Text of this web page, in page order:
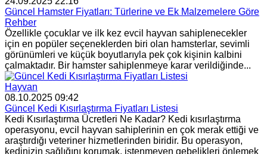
Güncel Hamster Fiyatları: Türlerine ve Ek Malzemelere Göre
Rehber
Özellikle çocuklar ve ilk kez evcil hayvan sahiplenecekler
için en popüler seçeneklerden biri olan hamsterlar, sevimli
görünümleri ve küçük boyutlarıyla pek çok kişinin kalbini
çalmaktadır. Bir hamster sahiplenmeye karar verildiğinde...
Hayvan
08.10.2025 09:42
Güncel Kedi Kısırlaştırma Fiyatları Listesi
Kedi Kısırlaştırma Ücretleri Ne Kadar? Kedi kısırlaştırma
operasyonu, evcil hayvan sahiplerinin en çok merak ettiği ve
araştırdığı veteriner hizmetlerinden biridir. Bu operasyon,
kedinizin sağlığını korumak, istenmeyen gebelikleri önlemek